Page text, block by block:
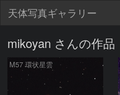
天体写真ギャラリー
mikoyan さんの作品
M57 環状星雲